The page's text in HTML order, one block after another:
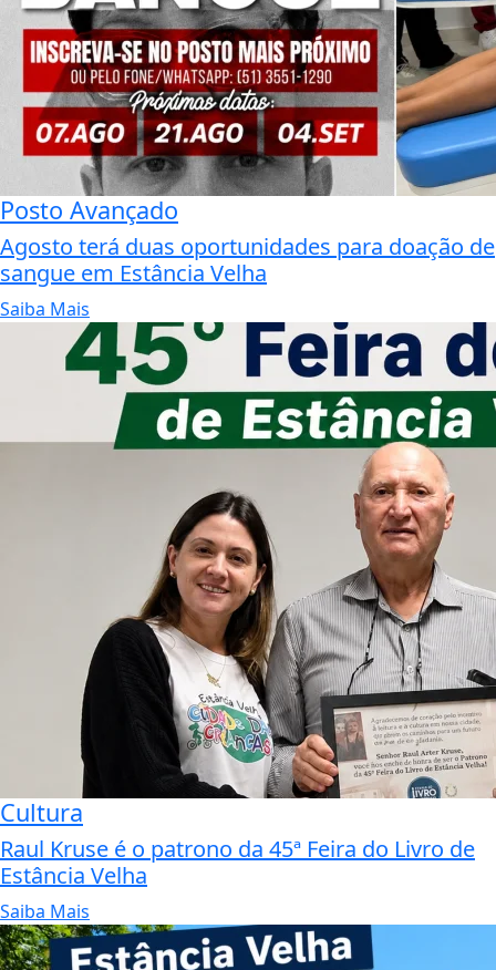
Posto Avançado
Agosto terá duas oportunidades para doação de
sangue em Estância Velha
Saiba Mais
Cultura
Raul Kruse é o patrono da 45ª Feira do Livro de
Estância Velha
Saiba Mais